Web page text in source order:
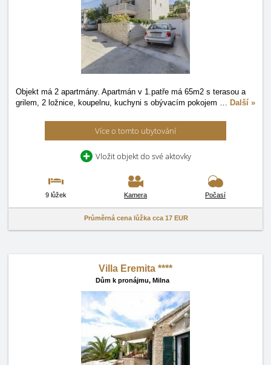
Objekt má 2 apartmány. Apartmán v 1.patře má 65m2 s terasou a
grilem, 2 ložnice, koupelnu, kuchyni s obývacím pokojem … Další »
Více o tomto ubytování
Vložit objekt do své aktovky
9 lůžek Kamera Počasí
Průměrná cena lůžka cca 17 EUR
Villa Eremita ****
Dům k pronájmu, Milna